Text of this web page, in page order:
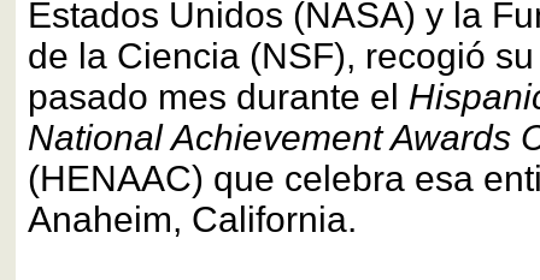
Estados Unidos (NASA) y la
de la Ciencia (NSF), recogió
pasado mes durante el
National Achievement Awards
(HENAAC) que celebra esa
Anaheim, California.